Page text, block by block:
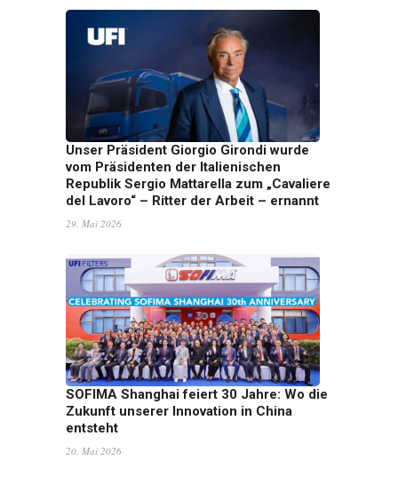
Unser Präsident Giorgio Girondi wurde
vom Präsidenten der Italienischen
Republik Sergio Mattarella zum „Cavaliere
del Lavoro“ – Ritter der Arbeit – ernannt
29. Mai 2026
SOFIMA Shanghai feiert 30 Jahre: Wo die
Zukunft unserer Innovation in China
entsteht
20. Mai 2026